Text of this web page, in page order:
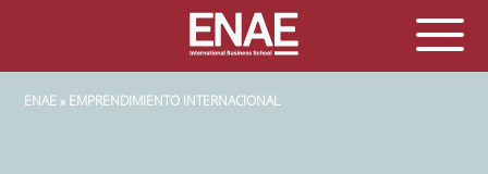
SOBRESCRIBIR ENLACES DE AYUDA A LA NAVEGACIÓN
ENAE EMPRENDIMIENTO INTERNACIONAL